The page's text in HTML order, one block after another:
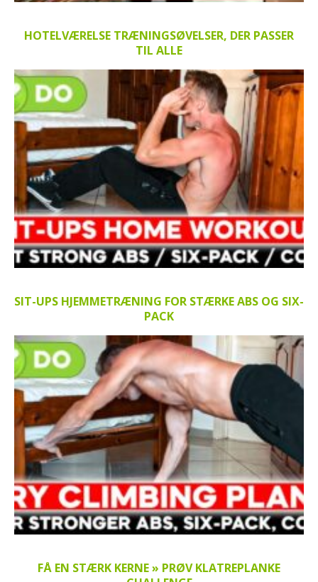
HOTELVÆRELSE TRÆNINGSØVELSER, DER PASSER
TIL ALLE
SIT-UPS HJEMMETRÆNING FOR STÆRKE ABS OG SIX-
PACK
FÅ EN STÆRK KERNE » PRØV KLATREPLANKE